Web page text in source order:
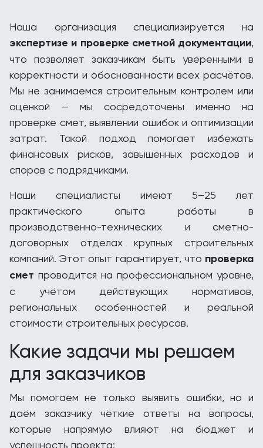
Наша организация специализируется на
экспертизе и проверке сметной документации,
что позволяет заказчикам быть уверенными в
корректности и обоснованности всех расчётов.
Мы не занимаемся строительным контролем или
оценкой — мы сосредоточены именно на
проверке смет, выявлении ошибок и оптимизации
затрат. Такой подход помогает избежать
финансовых рисков, завышенных расходов и
споров с подрядчиками.
Наши специалисты имеют 5–25 лет
практического опыта работы в
производственно-технических и сметно-
договорных отделах крупных строительных
компаний. Этот опыт гарантирует, что проверка
смет проводится на профессиональном уровне,
с учётом действующих нормативов,
региональных особенностей и реальной
стоимости строительных ресурсов.
Какие задачи мы решаем
для заказчиков
Мы помогаем не только выявить ошибки, но и
даём заказчику чёткие ответы на вопросы,
которые напрямую влияют на бюджет и
успешность проекта: